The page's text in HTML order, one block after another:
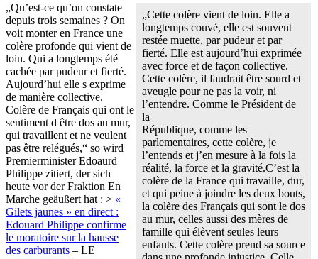
„Cette colère vient de loin. Elle a
longtemps couvé, elle est souvent
restée muette, par pudeur et par
fierté. Elle est aujourd’hui exprimée
avec force et de façon collective.
Cette colère, il faudrait être sourd et
aveugle pour ne pas la voir, ni
l’entendre. Comme le Président de
la
République, comme les
parlementaires, cette colère, je
l’entends et j’en mesure à la fois la
réalité, la force et la gravité.C’est la
colère de la France qui travaille, dur,
et qui peine à joindre les deux bouts,
la colère des Français qui sont le dos
au mur, celles aussi des mères de
famille qui élèvent seules leurs
enfants. Cette colère prend sa source
„Qu’est-ce qu’on constate
depuis trois semaines ? On
voit monter en France une
colère profonde qui vient de
loin. Qui a longtemps été
cachée par pudeur et fierté.
Aujourd’hui elle s exprime
de manière collective.
Colère de Français qui ont le
sentiment d être dos au mur,
qui travaillent et ne veulent
pas être relégués,“ so wird
Premierminister Edoaurd
Philippe zitiert, der sich
heute vor der Fraktion En
Marche geäußert hat : > «
Gilets jaunes » en direct :
Edouard Philippe confirme
le moratoire sur la hausse
des carburants – LE